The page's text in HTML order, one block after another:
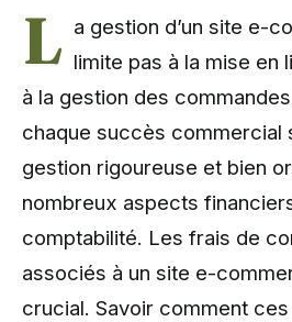
L a gestion d’un site e-
limite pas à la mise en
à la gestion des
chaque succès commercial
gestion rigoureuse et bien
nombreux aspects
comptabilité. Les frais de
associés à un site e-
crucial. Savoir comment